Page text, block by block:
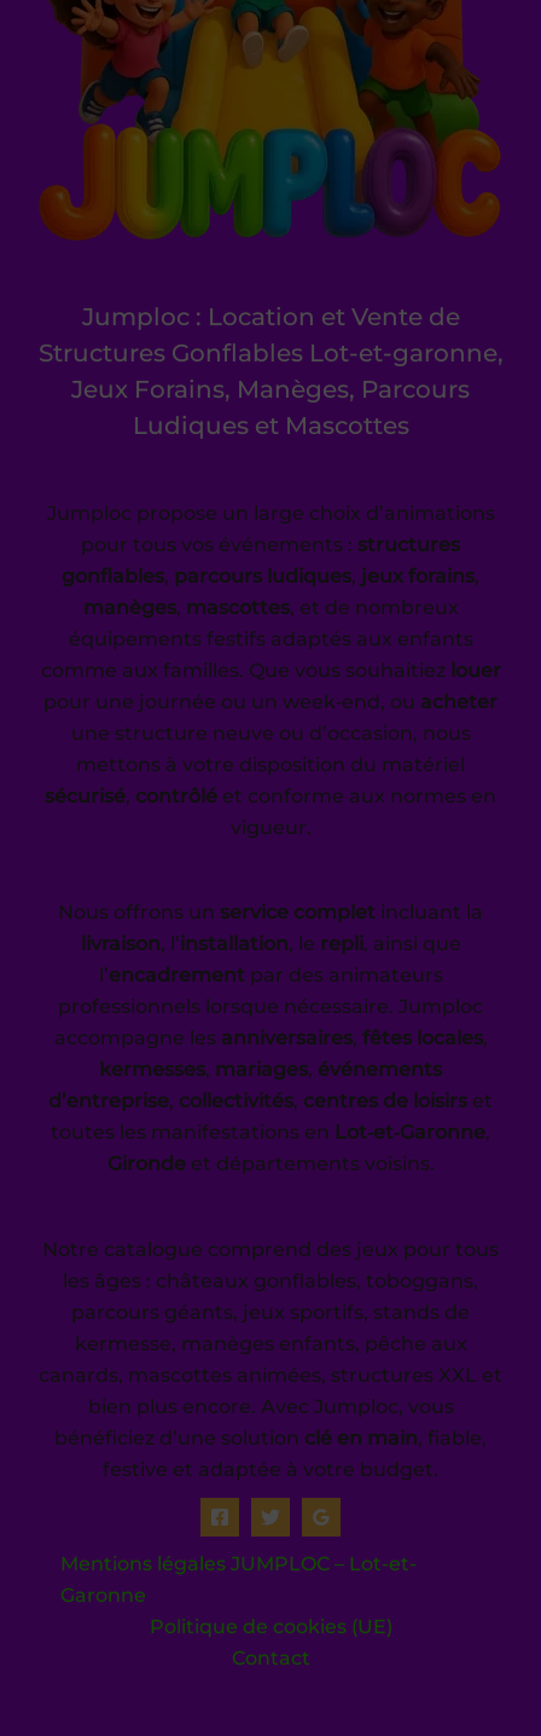
Jumploc : Location et Vente de
Structures Gonflables Lot-et-garonne,
Jeux Forains, Manèges, Parcours
Ludiques et Mascottes
Jumploc propose un large choix d’animations
pour tous vos événements : structures
gonflables, parcours ludiques, jeux forains,
manèges, mascottes, et de nombreux
équipements festifs adaptés aux enfants
comme aux familles. Que vous souhaitiez louer
pour une journée ou un week‑end, ou acheter
une structure neuve ou d’occasion, nous
mettons à votre disposition du matériel
sécurisé, contrôlé et conforme aux normes en
vigueur.
Nous offrons un service complet incluant la
livraison, l’installation, le repli, ainsi que
l’encadrementpar des animateurs
professionnels lorsque nécessaire. Jumploc
accompagne les anniversaires, fêtes locales,
kermesses, mariages, événements
d’entreprise, collectivités, centres de loisirs et
toutes les manifestations en Lot‑et‑Garonne,
Girondeet départements voisins.
Notre catalogue comprend des jeux pour tous
les âges : châteaux gonflables, toboggans,
parcours géants, jeux sportifs, stands de
kermesse, manèges enfants, pêche aux
canards, mascottes animées, structures XXL et
bien plus encore. Avec Jumploc, vous
bénéficiez d’une solution clé en main, fiable,
festive et adaptée à votre budget.
Mentions légales JUMPLOC – Lot-et-
Garonne
Politique de cookies (UE)
Contact